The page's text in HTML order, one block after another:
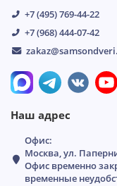
+7 (495) 769-44-22
+7 (968) 444-07-42
Наш адрес
Офис:
Москва, ул.
Офис временно
временные